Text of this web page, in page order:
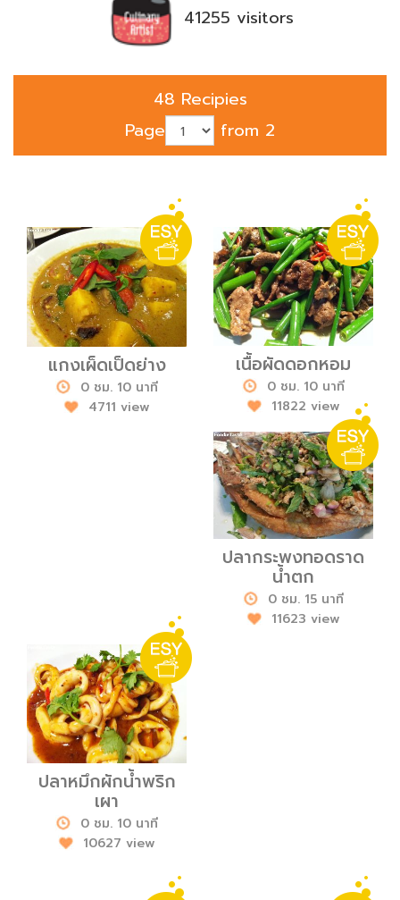
41255 visitors
48 Recipies
Page
from 2
แกงเผ็ดเป็ดย่าง
0 ชม. 10 นาที
4711 view
เนื้อผัดดอกหอม
0 ชม. 10 นาที
11822 view
ปลากระพงทอดราด
น้ำตก
0 ชม. 15 นาที
11623 view
ปลาหมึกผักน้ำพริก
เผา
0 ชม. 10 นาที
10627 view